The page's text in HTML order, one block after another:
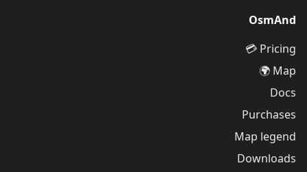
OsmAnd
Pricing 💳
Map 🌍
Docs
Purchases
Map legend
Downloads